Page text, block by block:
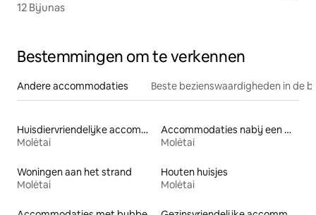
12 Bijunas
Bestemmingen om te verkennen
Andere accommodaties Beste bezienswaardigheden in de
Huisdiervriendelijke accommodaties
Molėtai
Accommodaties nabij een meer
Molėtai
Woningen aan het strand
Molėtai
Houten huisjes
Molėtai